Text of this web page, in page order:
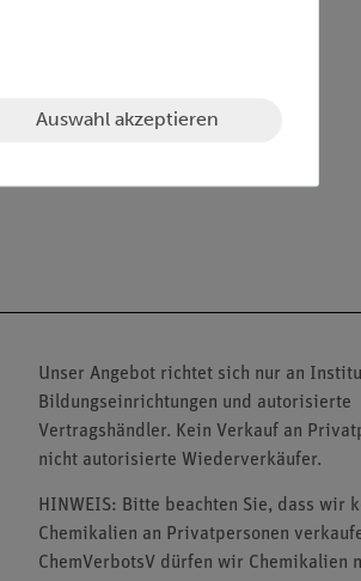
Unser Angebot richtet sich nur an
Bildungseinrichtungen und autorisierte
Vertragshändler. Kein Verkauf an
nicht autorisierte Wiederverkäufer.
HINWEIS: Bitte beachten Sie, dass wir
Chemikalien an Privatpersonen
ChemVerbotsV dürfen wir Chemikalien
Auswahl akzeptieren